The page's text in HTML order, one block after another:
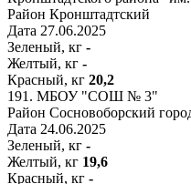
Район Кронштадтский
Дата 27.06.2025
Зеленый, кг -
Желтый, кг -
Красный, кг 20,2
191. МБОУ "СОШ № 3"
Район Сосновоборский
Дата 24.06.2025
Зеленый, кг -
Желтый, кг 19,6
Красный, кг -